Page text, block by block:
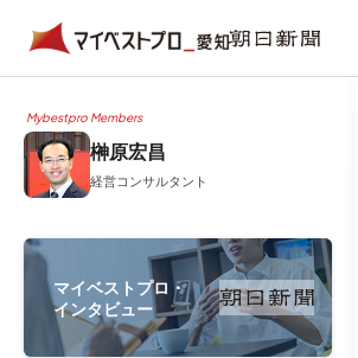
Mybestpro Members
榊原宏昌
経営コンサルタント
マイベストプロ・
インタビュー